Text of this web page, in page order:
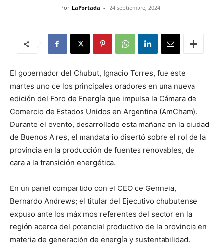
Por LaPortada - 24 septiembre, 2024
El gobernador del Chubut, Ignacio Torres, fue este
martes uno de los principales oradores en una nueva
edición del Foro de Energía que impulsa la Cámara de
Comercio de Estados Unidos en Argentina (AmCham).
Durante el evento, desarrollado esta mañana en la ciudad
de Buenos Aires, el mandatario disertó sobre el rol de la
provincia en la producción de fuentes renovables, de
cara a la transición energética.
En un panel compartido con el CEO de Genneia,
Bernardo Andrews; el titular del Ejecutivo chubutense
expuso ante los máximos referentes del sector en la
región acerca del potencial productivo de la provincia en
materia de generación de energía y sustentabilidad.